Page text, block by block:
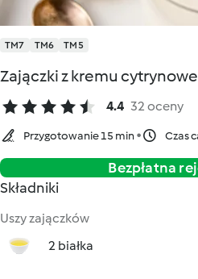
TM7 TM6 TM5
Zajączki z kremu
4.4 32 oceny
Przygotowanie 15 min Czas
Bezpłatna
Składniki
Uszy zajączków
2 białka